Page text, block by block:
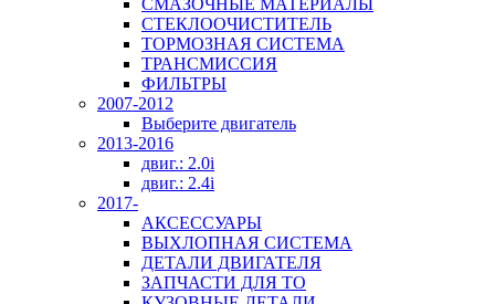
СМАЗОЧНЫЕ МАТЕРИАЛЫ
СТЕКЛООЧИСТИТЕЛЬ
ТОРМОЗНАЯ СИСТЕМА
ТРАНСМИССИЯ
ФИЛЬТРЫ
2007-2012
Выберите двигатель
2013-2016
двиг.: 2.0i
двиг.: 2.4i
2017-
АКСЕССУАРЫ
ВЫХЛОПНАЯ СИСТЕМА
ДЕТАЛИ ДВИГАТЕЛЯ
ЗАПЧАСТИ ДЛЯ ТО